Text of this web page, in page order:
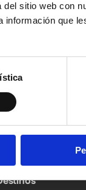
sitio web con
que
Protección de